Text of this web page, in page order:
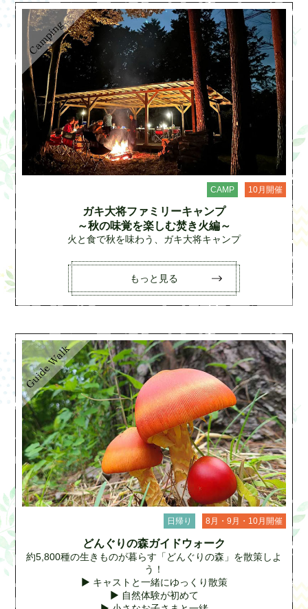
CAMP 10月開催
ガキ大将ファミリーキャンプ
～秋の味覚を楽しむ焚き火編～
火と食で秋を味わう、ガキ大将キャンプ
もっと見る
日帰り 8月・9月・10月開催
どんぐりの森ガイドウォーク
約5,800種の生きものが暮らす「どんぐりの森」を散策しよ
う！
▶ キャストと一緒にゆっくり散策
▶ 自然体験が初めて